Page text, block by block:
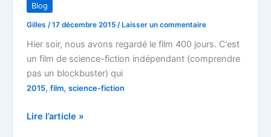
Blog
Gilles /17 décembre 2015 /Laisser un commentaire
Hier soir, nous avons regardé le film 400 jours. C’est
un film de science-fiction indépendant (comprendre
pas un blockbuster) qui
2015,film,science-fiction
400
Lire l’article »